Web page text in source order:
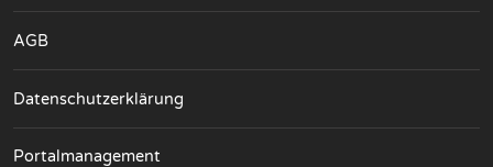
AGB
Datenschutzerklärung
Portalmanagement